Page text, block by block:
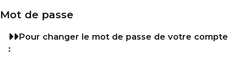
Mot de passe
Pour changer le mot de passe de votre compte
: